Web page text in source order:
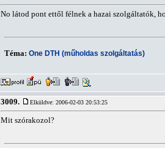
No látod pont ettől félnek a hazai szolgáltatók,
Téma: One DTH (műholdas szolgáltatás)
3009. Elküldve: 2006-02-03 20:53:25
Mit szórakozol?